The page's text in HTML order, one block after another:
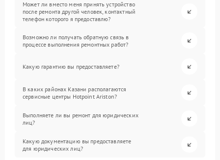
Может ли вместо меня принять устройство
после ремонта другой человек, контактный
телефон которого я предоставлю?
Возможно ли получать обратную связь в
процессе выполнения ремонтных работ?
Какую гарантию вы предоставляете?
В каких районах Казани располагаются
сервисные центры Hotpoint Ariston?
Выполняете ли вы ремонт для юридических
лиц?
Какую документацию вы предоставляете
для юридических лиц?